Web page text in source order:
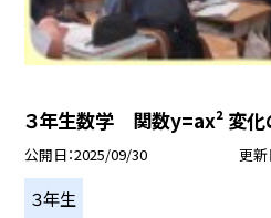
３年生数学 関数y=ax² 変化
公開日 2025/09/30 更新
３年生